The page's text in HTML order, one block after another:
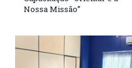
Nossa Missão”